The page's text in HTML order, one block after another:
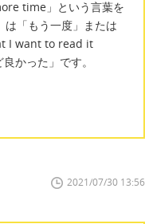
time」という言葉を
「もう一度」または
I want to read it
かった」です。
2021/07/30 13:56